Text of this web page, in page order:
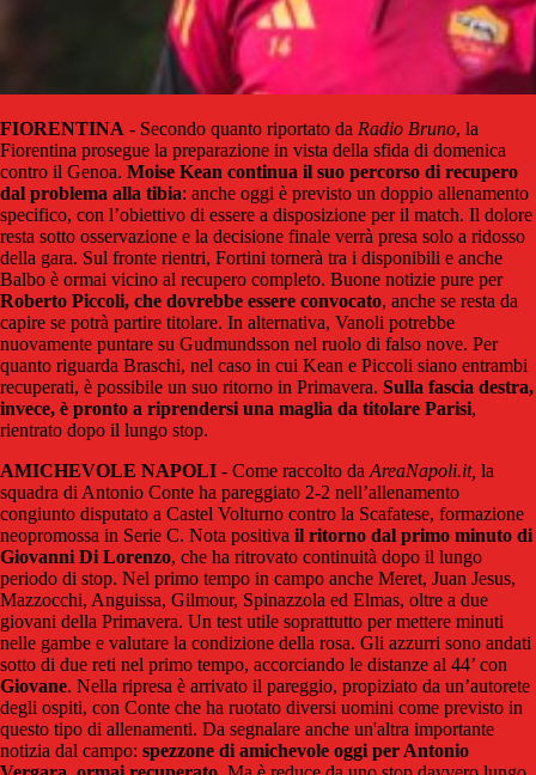
FIORENTINA - Secondo quanto riportato da Radio Bruno, la
Fiorentina prosegue la preparazione in vista della sfida di domenica
contro il Genoa. Moise Kean continua il suo percorso di recupero
dal problema alla tibia: anche oggi è previsto un doppio allenamento
specifico, con l’obiettivo di essere a disposizione per il match. Il dolore
resta sotto osservazione e la decisione finale verrà presa solo a ridosso
della gara. Sul fronte rientri, Fortini tornerà tra i disponibili e anche
Balbo è ormai vicino al recupero completo. Buone notizie pure per
Roberto Piccoli, che dovrebbe essere convocato, anche se resta da
capire se potrà partire titolare. In alternativa, Vanoli potrebbe
nuovamente puntare su Gudmundsson nel ruolo di falso nove. Per
quanto riguarda Braschi, nel caso in cui Kean e Piccoli siano entrambi
recuperati, è possibile un suo ritorno in Primavera. Sulla fascia destra,
invece, è pronto a riprendersi una maglia da titolare Parisi,
rientrato dopo il lungo stop.
AMICHEVOLE NAPOLI - Come raccolto da AreaNapoli.it, la
squadra di Antonio Conte ha pareggiato 2-2 nell’allenamento
congiunto disputato a Castel Volturno contro la Scafatese, formazione
neopromossa in Serie C. Nota positiva il ritorno dal primo minuto di
Giovanni Di Lorenzo, che ha ritrovato continuità dopo il lungo
periodo di stop. Nel primo tempo in campo anche Meret, Juan Jesus,
Mazzocchi, Anguissa, Gilmour, Spinazzola ed Elmas, oltre a due
giovani della Primavera. Un test utile soprattutto per mettere minuti
nelle gambe e valutare la condizione della rosa. Gli azzurri sono andati
sotto di due reti nel primo tempo, accorciando le distanze al 44’ con
Giovane. Nella ripresa è arrivato il pareggio, propiziato da un’autorete
degli ospiti, con Conte che ha ruotato diversi uomini come previsto in
questo tipo di allenamenti. Da segnalare anche un'altra importante
notizia dal campo: spezzone di amichevole oggi per Antonio